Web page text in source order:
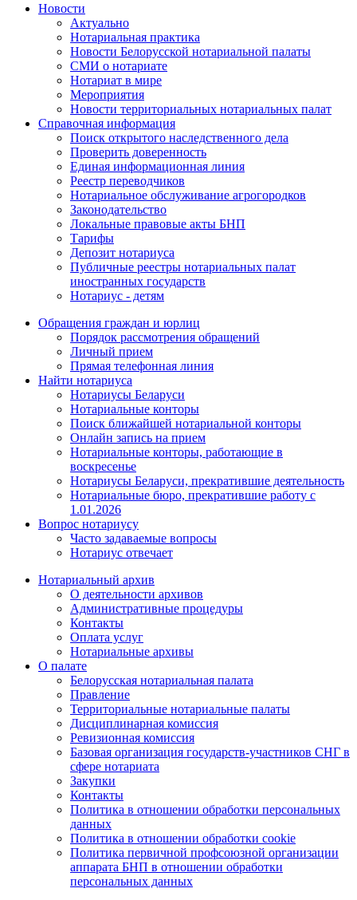
Новости
Актуально
Нотариальная практика
Новости Белорусской нотариальной палаты
СМИ о нотариате
Нотариат в мире
Мероприятия
Новости территориальных нотариальных палат
Справочная информация
Поиск открытого наследственного дела
Проверить доверенность
Единая информационная линия
Реестр переводчиков
Нотариальное обслуживание агрогородков
Законодательство
Локальные правовые акты БНП
Тарифы
Депозит нотариуса
Публичные реестры нотариальных палат
иностранных государств
Нотариус - детям
Обращения граждан и юрлиц
Порядок рассмотрения обращений
Личный прием
Прямая телефонная линия
Найти нотариуса
Нотариусы Беларуси
Нотариальные конторы
Поиск ближайшей нотариальной конторы
Онлайн запись на прием
Нотариальные конторы, работающие в
воскресенье
Нотариусы Беларуси, прекратившие деятельность
Нотариальные бюро, прекратившие работу с
1.01.2026
Вопрос нотариусу
Часто задаваемые вопросы
Нотариус отвечает
Нотариальный архив
О деятельности архивов
Административные процедуры
Контакты
Оплата услуг
Нотариальные архивы
О палате
Белорусская нотариальная палата
Правление
Территориальные нотариальные палаты
Дисциплинарная комиссия
Ревизионная комиссия
Базовая организация государств-участников СНГ в
сфере нотариата
Закупки
Контакты
Политика в отношении обработки персональных
данных
Политика в отношении обработки cookie
Политика первичной профсоюзной организации
аппарата БНП в отношении обработки
персональных данных